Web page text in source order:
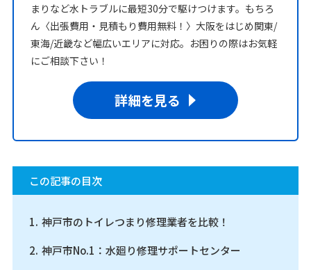
まりなど水トラブルに最短30分で駆けつけます。もちろ
ん〈出張費用・見積もり費用無料！〉大阪をはじめ関東/
東海/近畿など幅広いエリアに対応。お困りの際はお気軽
にご相談下さい！
詳細を見る
この記事の目次
神戸市のトイレつまり修理業者を比較！
神戸市No.1：水廻り修理サポートセンター